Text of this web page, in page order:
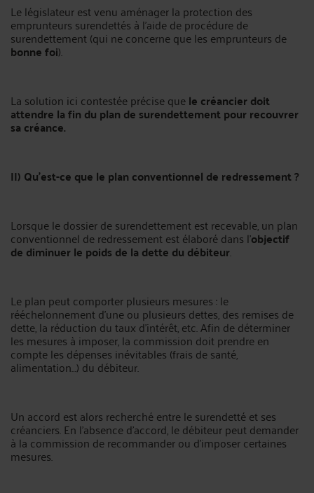
Le législateur est venu aménager la protection des
emprunteurs surendettés à l’aide de procédure de
surendettement (qui ne concerne que les emprunteurs de
bonne foi).
La solution ici contestée précise quele créancier doit
attendre la fin du plan de surendettement pour recouvrer
sa créance.
II) Qu’est-ce que le plan conventionnel de redressement ?
Lorsque le dossier de surendettement est recevable, un plan
conventionnel de redressement est élaboré dans l’objectif
de diminuer le poids de la dette du débiteur.
Le plan peut comporter plusieurs mesures : le
rééchelonnement d’une ou plusieurs dettes, des remises de
dette, la réduction du taux d’intérêt, etc. Afin de déterminer
les mesures à imposer, la commission doit prendre en
compte les dépenses inévitables (frais de santé,
alimentation…) du débiteur.
Un accord est alors recherché entre le surendetté et ses
créanciers. En l’absence d’accord, le débiteur peut demander
à la commission de recommander ou d’imposer certaines
mesures.